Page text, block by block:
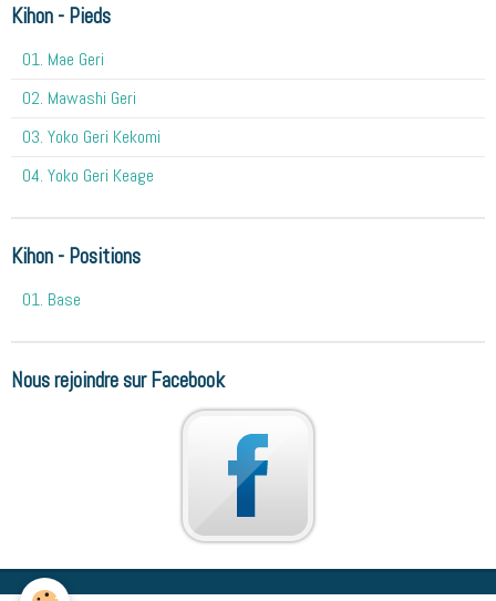
Kihon - Pieds
01. Mae Geri
02. Mawashi Geri
03. Yoko Geri Kekomi
04. Yoko Geri Keage
Kihon - Positions
01. Base
Nous rejoindre sur Facebook